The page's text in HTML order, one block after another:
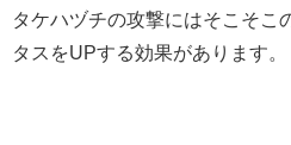
タケハヅチの攻撃にはそこそこ
タスをUPする効果があります。